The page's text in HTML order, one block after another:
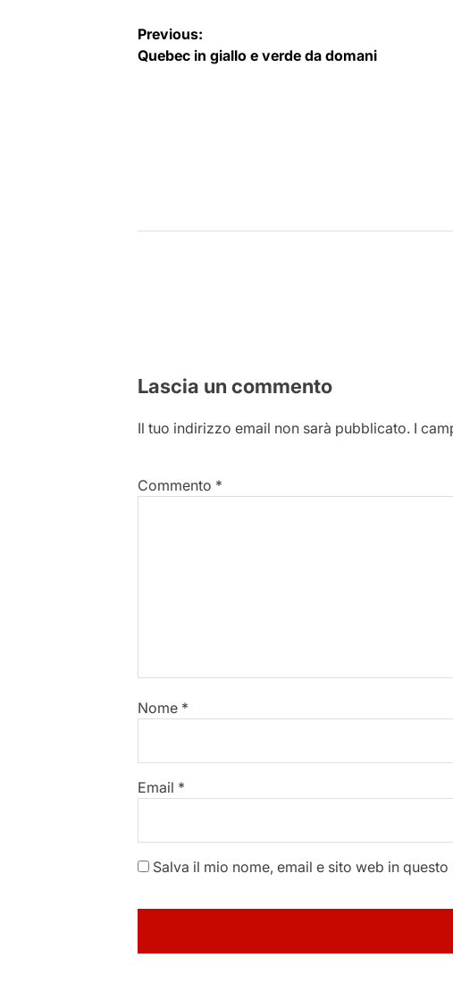
Navigazione
articoli
Previous:
Quebec in giallo e verde da domani
Lascia un commento
Il tuo indirizzo email non sarà pubblicato. I
Commento *
Nome *
Email *
Salva il mio nome, email e sito web in